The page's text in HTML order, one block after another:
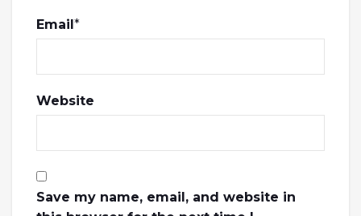
Email *
Website
Save my name, email, and website in